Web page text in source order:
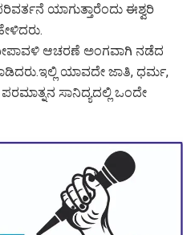
ಯಾಗುತ್ತಾರೆಂದು ಈಶ್ವರಿ
ಆಚರಣೆ ಅಂಗವಾಗಿ ನಡೆದ
ಯಾವದೇ ಜಾತಿ, ಧರ್ಮ,
ಸಾನಿದ್ಯದಲ್ಲಿ ಒಂದೇ